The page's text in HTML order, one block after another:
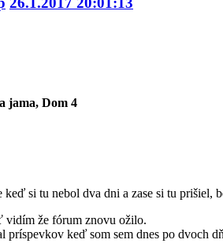
jama, Dom 4
keď si tu nebol dva dni a zase si tu prišiel,
vidím že fórum znovu ožilo.
príspevkov keď som sem dnes po dvoch